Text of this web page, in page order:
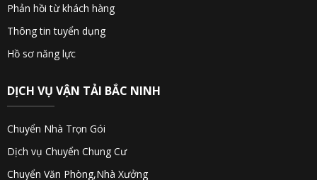
Phản hồi từ khách hàng
Thông tin tuyển dụng
Hồ sơ năng lực
DỊCH VỤ VẬN TẢI BẮC NINH
Chuyển Nhà Trọn Gói
Dịch vụ Chuyển Chung Cư
Chuyển Văn Phòng,Nhà Xưởng